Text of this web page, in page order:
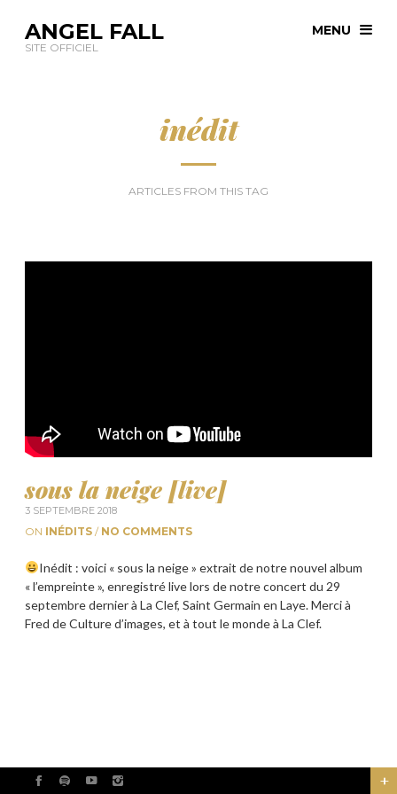
ANGEL FALL
SITE OFFICIEL
MENU
inédit
ARTICLES FROM THIS TAG
sous la neige [live]
3 SEPTEMBRE 2018
ON INÉDITS / NO COMMENTS
Inédit : voici « sous la neige » extrait de notre nouvel album
« l’empreinte », enregistré live lors de notre concert du 29
septembre dernier à La Clef, Saint Germain en Laye. Merci à
Fred de Culture d’images, et à tout le monde à La Clef.